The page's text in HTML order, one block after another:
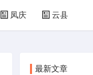
凤庆 云县
最新文章